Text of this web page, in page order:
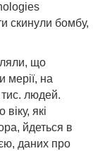
скинули бомбу,
що
мерії, на
людей.
які
йдеться в
даних про